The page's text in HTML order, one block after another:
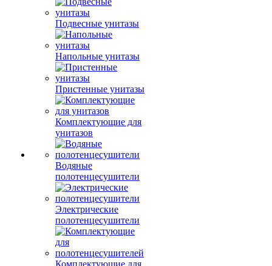
Подвесные унитазы
Напольные унитазы
Пристенные унитазы
Комплектующие для
унитазов
Водяные
полотенцесушители
Электрические
полотенцесушители
Комплектующие для